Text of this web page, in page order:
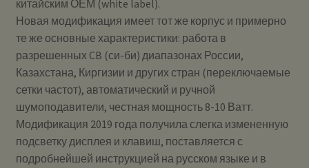
китайским ОЕМ (white label).
Новая модификация имеет тот же корпус и примерно
те же основные характеристики: работа в
разрешенных CB (си-би) диапазонах России,
Казахстана, Киргизии и других стран (переключаемые
сетки частот), автоматический и ручной
шумоподавители, честная мощность 8-10 Ватт.
Модификация 2019 года получила слегка измененную
подсветку дисплея и клавиш, поставляется с
подробнейшей инструкцией на русском языке и в